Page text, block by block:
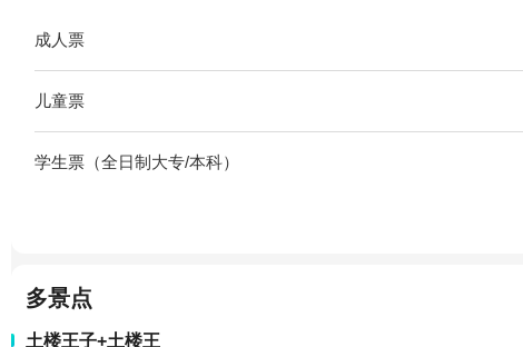
成人票
儿童票
学生票（全日制大专/本科）
多景点
土楼王子+土楼王